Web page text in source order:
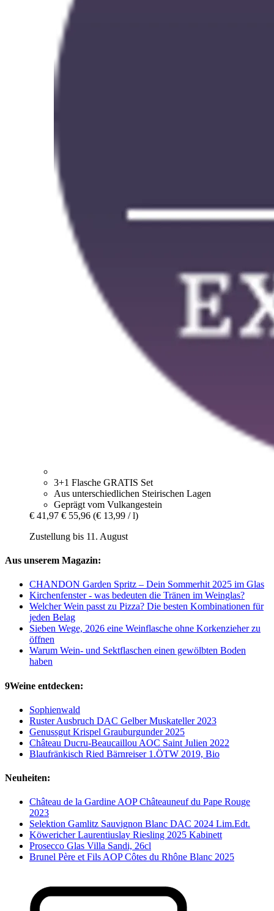
3+1 Flasche GRATIS Set
Aus unterschiedlichen Steirischen Lagen
Geprägt vom Vulkangestein
€ 41,97 € 55,96 (€ 13,99 / l)
Zustellung bis 11. August
Aus unserem Magazin:
CHANDON Garden Spritz – Dein Sommerhit 2025 im Glas
Kirchenfenster - was bedeuten die Tränen im Weinglas?
Welcher Wein passt zu Pizza? Die besten Kombinationen für
jeden Belag
Sieben Wege, 2026 eine Weinflasche ohne Korkenzieher zu
öffnen
Warum Wein- und Sektflaschen einen gewölbten Boden
haben
9Weine entdecken:
Sophienwald
Ruster Ausbruch DAC Gelber Muskateller 2023
Genussgut Krispel Grauburgunder 2025
Château Ducru-Beaucaillou AOC Saint Julien 2022
Blaufränkisch Ried Bärnreiser 1.ÖTW 2019, Bio
Neuheiten:
Château de la Gardine AOP Châteauneuf du Pape Rouge
2023
Selektion Gamlitz Sauvignon Blanc DAC 2024 Lim.Edt.
Köwericher Laurentiuslay Riesling 2025 Kabinett
Prosecco Glas Villa Sandi, 26cl
Brunel Père et Fils AOP Côtes du Rhône Blanc 2025